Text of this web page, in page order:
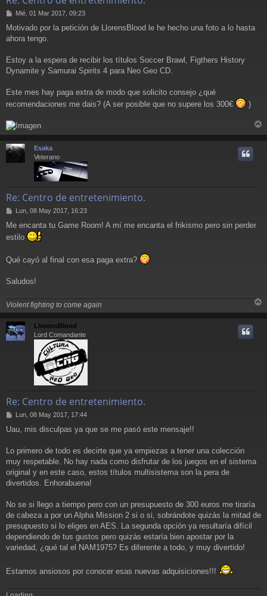
M
n
s
j
Mié, 01 Mar 2017, 09:23
Motivado por la petición de LlorensBlood le he hecho una foto a lo hasta
ahora tengo.
Estoy a la espera de recibir los títulos Soccer Brawl, Figthers History
Dynamite y Samurai Spirits 4 para Neo Geo CD.
Este mes hay paga extra de modo que solicito consejo ¿qué
recomendaciones me dais? (A ser posible que no supere los 300€
)
r
Esaka
Veterano
Re: Centro de entretenimiento.
M
n
s
e
Lun, 08 May 2017, 16:23
Me encanta tu Game Room! A mí me encanta el frikismo pero sin perder
estilo
Qué cayó al final con esa paga extra?
Saludos!
Violent fighting to come again
r
LlorensBlood
Lord Comandante
Re: Centro de entretenimiento.
M
n
a
j
e
Lun, 08 May 2017, 17:44
Uau, mis disculpas ya que se me pasó este mensaje!!
Lo primero de todo es decirte que ya empiezas a tener una colección
muy respetable. No hay nada como disfrutar de los juegos en el sistema
original y en este caso, estos títulos multisistema son la pera de
divertidos. Enhorabuena!
No se si llego a tiempo pero con un presupuesto de 300 euros me tiraría
de cabeza a por un Alpha Mission 2 si o si, sobrándote quizás la mitad de
presupuesto si lo eliges en AES. La segunda opción ya resultaría difícil
dependiendo de tus gustos pero quizás estaría bien apostar por la
variedad, ¿qué tal el NAM1975? Es diferente a todo, y muy divertido!
Estamos ansiosos por conocer esas nuevas adquisiciones!!!